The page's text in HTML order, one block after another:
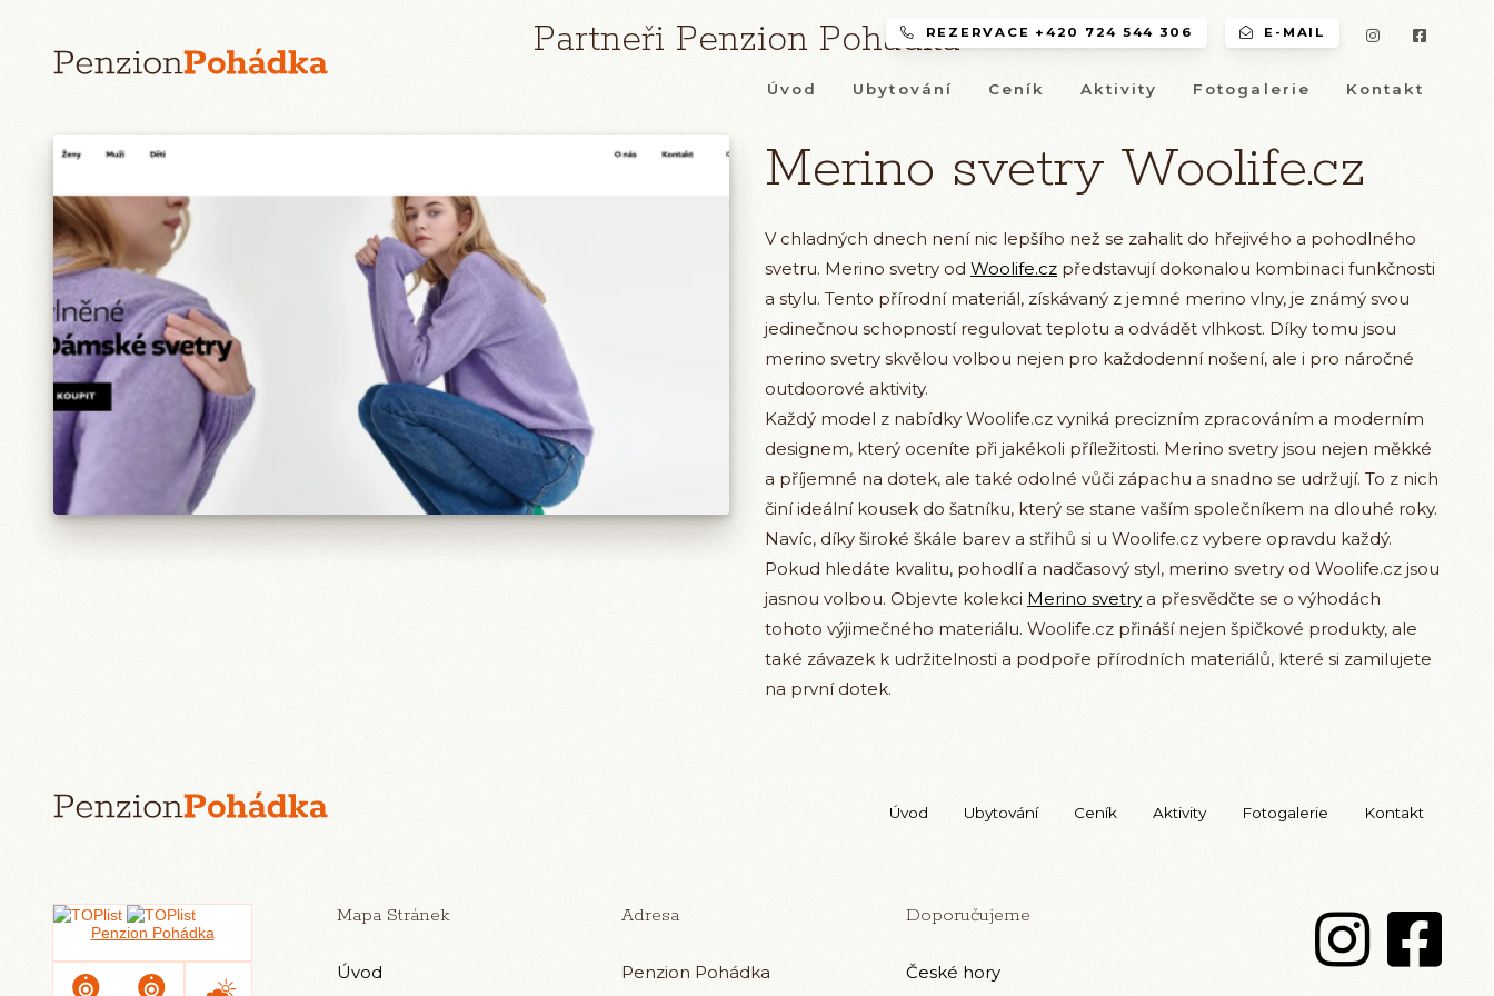
REZERVACE +420 724 544 306 E-MAIL
Úvod Ubytování Ceník Aktivity Fotogalerie Kontakt
Partneři Penzion Pohádka
Merino svetry Woolife.cz
V chladných dnech není nic lepšího než se zahalit do hřejivého a pohodlného
svetru. Merino svetry od Woolife.cz představují dokonalou kombinaci funkčnosti
a stylu. Tento přírodní materiál, získávaný z jemné merino vlny, je známý svou
jedinečnou schopností regulovat teplotu a odvádět vlhkost. Díky tomu jsou
merino svetry skvělou volbou nejen pro každodenní nošení, ale i pro náročné
outdoorové aktivity.
Každý model z nabídky Woolife.cz vyniká precizním zpracováním a moderním
designem, který oceníte při jakékoli příležitosti. Merino svetry jsou nejen měkké
a příjemné na dotek, ale také odolné vůči zápachu a snadno se udržují. To z nich
činí ideální kousek do šatníku, který se stane vaším společníkem na dlouhé roky.
Navíc, díky široké škále barev a střihů si u Woolife.cz vybere opravdu každý.
Pokud hledáte kvalitu, pohodlí a nadčasový styl, merino svetry od Woolife.cz jsou
jasnou volbou. Objevte kolekci Merino svetry a přesvědčte se o výhodách
tohoto výjimečného materiálu. Woolife.cz přináší nejen špičkové produkty, ale
také závazek k udržitelnosti a podpoře přírodních materiálů, které si zamilujete
na první dotek.
Úvod Ubytování Ceník Aktivity Fotogalerie Kontakt
Mapa Stránek
Úvod
Adresa
Penzion Pohádka
Doporučujeme
České hory